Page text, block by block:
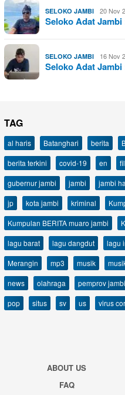
SELOKO JAMBI 20 Nov
Seloko Adat
SELOKO JAMBI 16 Nov
Seloko Adat
TAG
al haris Batanghari berita
berita terkini
covid-19 en
gubernur jambi
jambi jambi
jp
kota jambi kriminal
Kumpulan BERITA muaro jambi
lagu barat
lagu dangdut lagu
Merangin
mp3 musik
news
olahraga pemprov jambi
pop
situs sv us virus
ABOUT US
FAQ